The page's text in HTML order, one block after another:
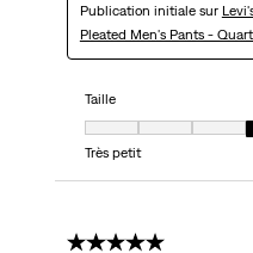
Publication initiale sur
Pleated Men's Pants -
Taille
Très petit
5 étoile(s) sur 5.